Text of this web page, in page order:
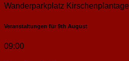
Wanderparkplatz Kirschenplantage
Veranstaltungen für 9th August
09:00